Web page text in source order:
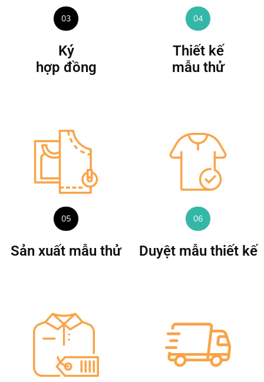
03
Ký
hợp đồng
04
Thiết kế
mẫu thử
05
Sản xuất mẫu thử
06
Duyệt mẫu thiết kế